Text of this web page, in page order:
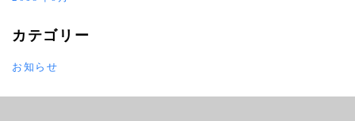
カテゴリー
お知らせ